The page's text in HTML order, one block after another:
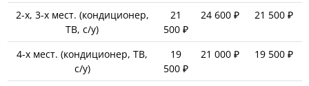
2-х, 3-х мест. (кондиционер,
ТВ, с/у)
21
500 ₽
24 600 ₽ 21 500 ₽
4-х мест. (кондиционер, ТВ,
с/у)
19
500 ₽
21 000 ₽ 19 500 ₽